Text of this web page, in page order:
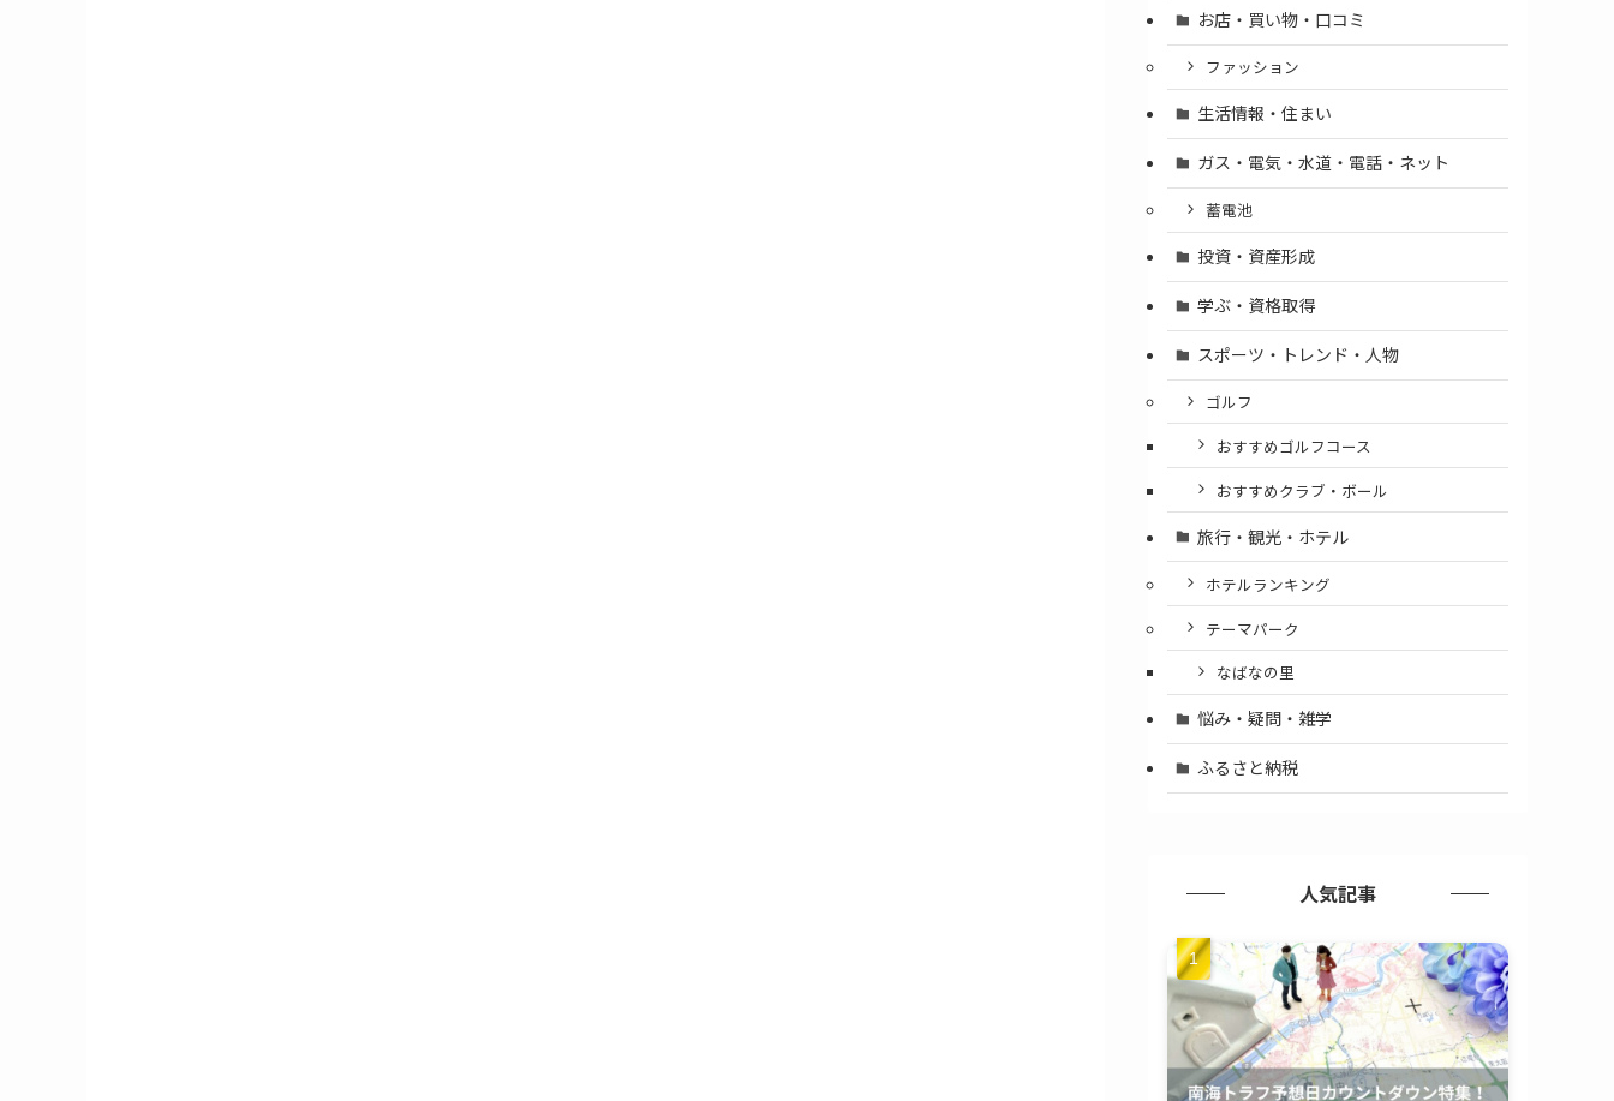
お店・買い物・口コミ
ファッション
生活情報・住まい
ガス・電気・水道・電話・ネット
蓄電池
投資・資産形成
学ぶ・資格取得
スポーツ・トレンド・人物
ゴルフ
おすすめゴルフコース
おすすめクラブ・ボール
旅行・観光・ホテル
ホテルランキング
テーマパーク
なばなの里
悩み・疑問・雑学
ふるさと納税
人気記事